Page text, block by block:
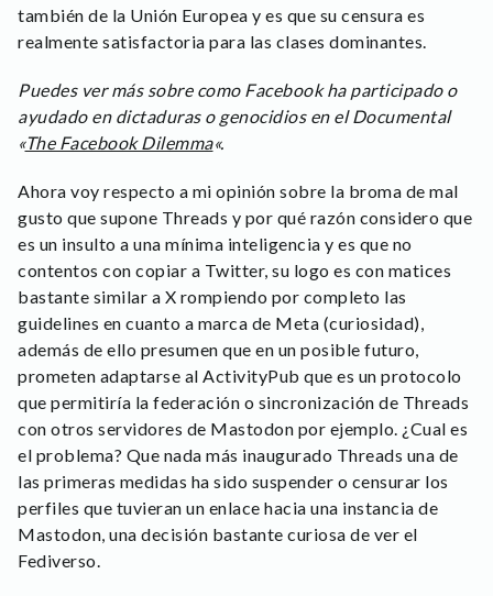
también de la Unión Europea y es que su censura es
realmente satisfactoria para las clases dominantes.
Puedes ver más sobre como Facebook ha participado o
ayudado en dictaduras o genocidios en el Documental
«The Facebook Dilemma«.
Ahora voy respecto a mi opinión sobre la broma de mal
gusto que supone Threads y por qué razón considero que
es un insulto a una mínima inteligencia y es que no
contentos con copiar a Twitter, su logo es con matices
bastante similar a X rompiendo por completo las
guidelines en cuanto a marca de Meta (curiosidad),
además de ello presumen que en un posible futuro,
prometen adaptarse al ActivityPub que es un protocolo
que permitiría la federación o sincronización de Threads
con otros servidores de Mastodon por ejemplo. ¿Cual es
el problema? Que nada más inaugurado Threads una de
las primeras medidas ha sido suspender o censurar los
perfiles que tuvieran un enlace hacia una instancia de
Mastodon, una decisión bastante curiosa de ver el
Fediverso.